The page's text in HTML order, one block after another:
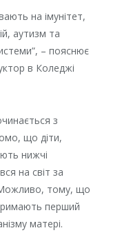
на імунітет,
аутизм та
– пояснює
в Коледжі
з
що діти,
нижчі
на світ за
тому, що
перший
матері.